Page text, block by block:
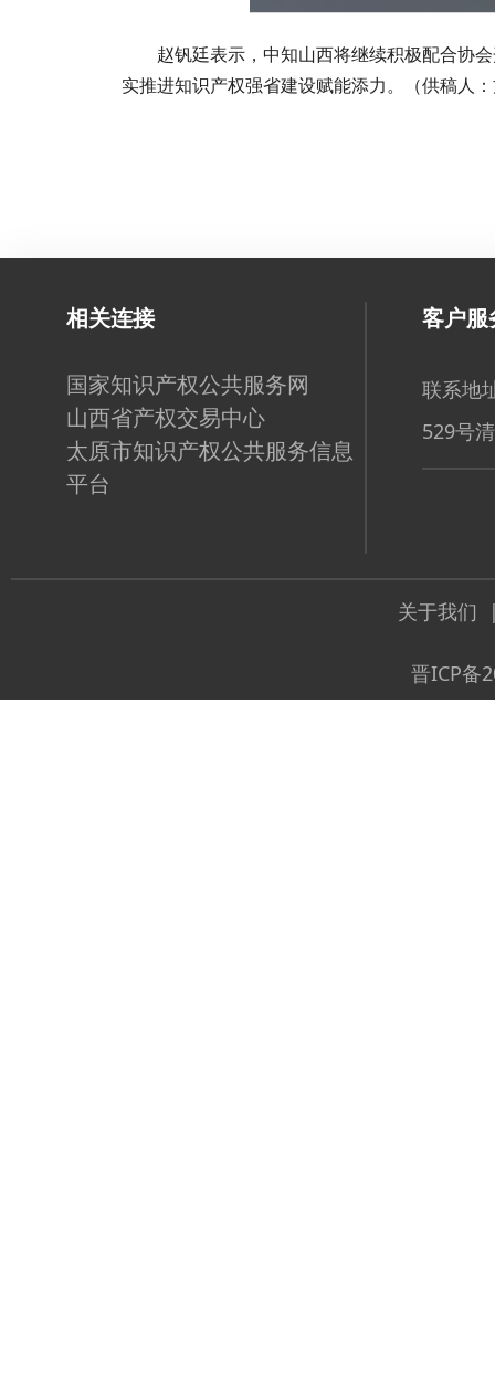
赵钒廷表示，中知山西将继续积极配合协
实推进知识产权强省建设赋能添力。（供稿人
相关连接
国家知识产权公共服务网
山西省产权交易中心
太原市知识产权公共服务信息
平台
客户服
联系地
529号
关于我们
晋ICP备